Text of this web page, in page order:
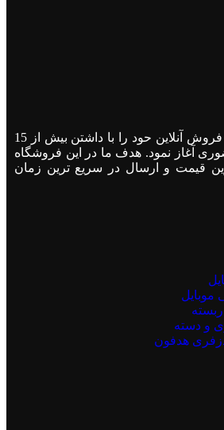
فروشگاه موبایل پدرام فروش آنلاین حود را با داشتن بیش از 15
آغاز نمود. هدف ما در این فروشگاه
قیمت و ارسال در سریع ترین زمان
موبایل
و دسته
هدفون